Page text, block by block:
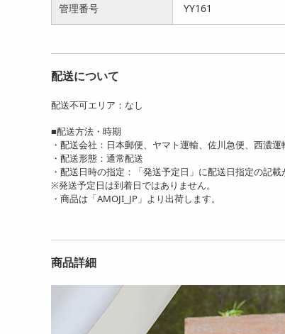
【グリーン/25.0cm】AMOJ
I マリン 軽量...
2788円
【パープル/25cm】レディ
ース 厚底 美脚 クロ...
2980
管理番号 YY161
配送について
配送不可エリア：なし
■配送方法・時期
・配送会社：日本郵便、ヤマト運輸、佐川急便、西濃運
・配送形態：通常配送
・配送日時の指定：「発送予定日」に配送日指定の記載
※発送予定日は到着日ではありません。
・商品は「AMOJI_JP」より出荷します。
商品詳細